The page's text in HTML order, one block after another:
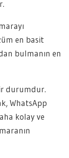
en basit
bulmanın en
durumdur.
WhatsApp
kolay ve